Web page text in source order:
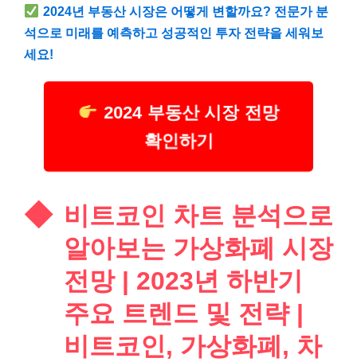
2024년 부동산 시장은 어떻게 변할까요? 전문가 분
석으로 미래를 예측하고 성공적인 투자 전략을 세워보
세요!
2024 부동산 시장 전망
확인하기
비트코인 차트 분석으로
알아보는 가상화폐 시장
전망 | 2023년 하반기
주요 트렌드 및 전략 |
비트코인, 가상화폐, 차